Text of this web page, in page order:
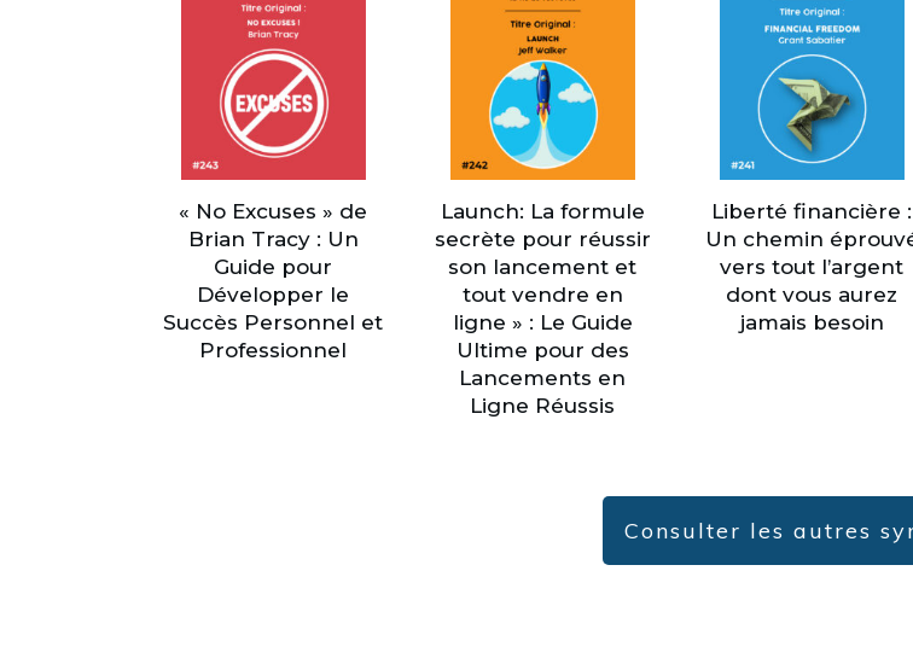
« No Excuses » de
Brian Tracy : Un
Guide pour
Développer le
Succès Personnel et
Professionnel
Launch: La formule
secrète pour réussir
son lancement et
tout vendre en
ligne » : Le Guide
Ultime pour des
Lancements en
Ligne Réussis
Liberté financière :
Un chemin
vers tout l’argent
dont vous aurez
jamais besoin
Consulter les autres